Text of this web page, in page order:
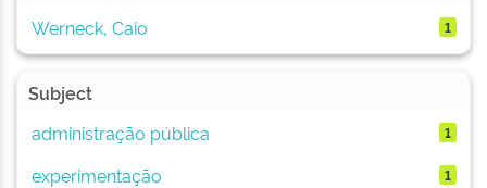
Werneck, Caio
1
Subject
administração pública
1
experimentação 1